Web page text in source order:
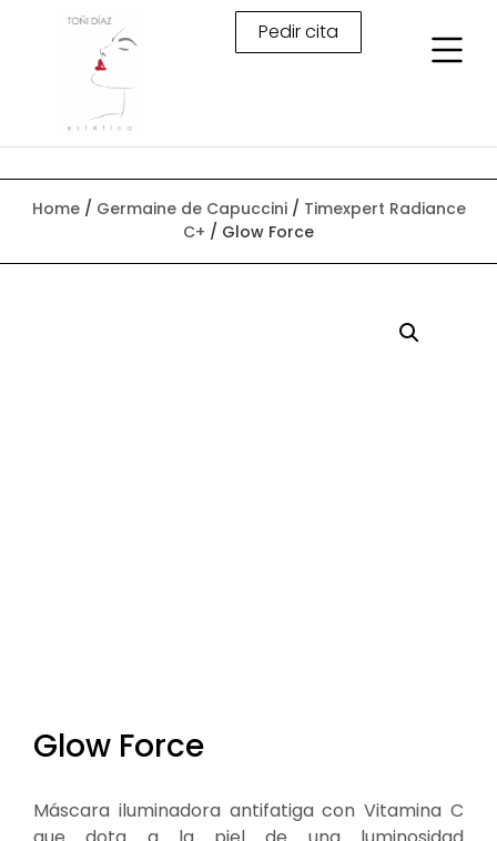
Pedir cita
Home/ Germaine de Capuccini/ Timexpert Radiance
C+ / Glow Force
Glow Force
Máscara iluminadora antifatiga con Vitamina C